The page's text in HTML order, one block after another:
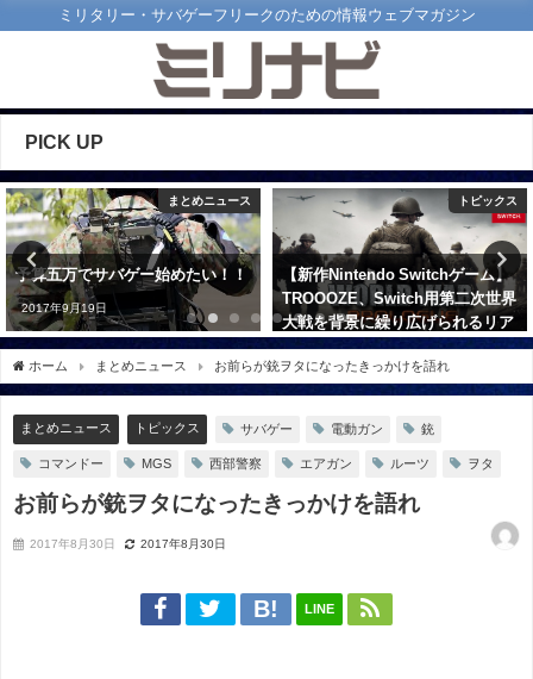
ミリタリー・サバゲーフリークのための情報ウェブマガジン
PICK UP
まとめニュース
五万でサバゲー始めたい！！
年9月19日
トピックス
【新作Nintendo Switchゲーム】
TROOOZE、Switch用第二次世界
大戦を背景に繰り広げられるリア
リティシングルプレイFPSゲーム
「ワールドウォー プロローグ」の
配信を開始！
2023年2月27日
朝
「
ホーム まとめニュース お前らが銃ヲタになったきっかけを語れ
まとめニュース トピックス サバゲー 電動ガン 銃
コマンドー MGS 西部警察 エアガン ルーツ ヲタ
お前らが銃ヲタになったきっかけを語れ
2017年8月30日 2017年8月30日
LINE